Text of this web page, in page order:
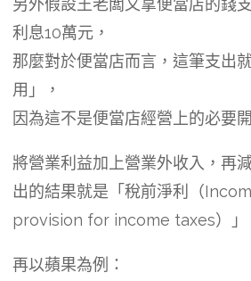
另外假設王老闆又拿便當店的錢
利息10萬元，
那麼對於便當店而言，這筆支出
用」，
因為這不是便當店經營上的必要
將營業利益加上營業外收入，再
出的結果就是「稅前淨利（
provision for income taxes）」
再以蘋果為例：